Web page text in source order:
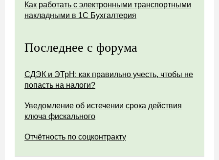
Как работать с электронными транспортными
накладными в 1С Бухгалтерия
Последнее с форума
СДЭК и ЭТрН: как правильно учесть, чтобы не
попасть на налоги?
Уведомление об истечении срока действия
ключа фискального
Отчётность по соцконтракту